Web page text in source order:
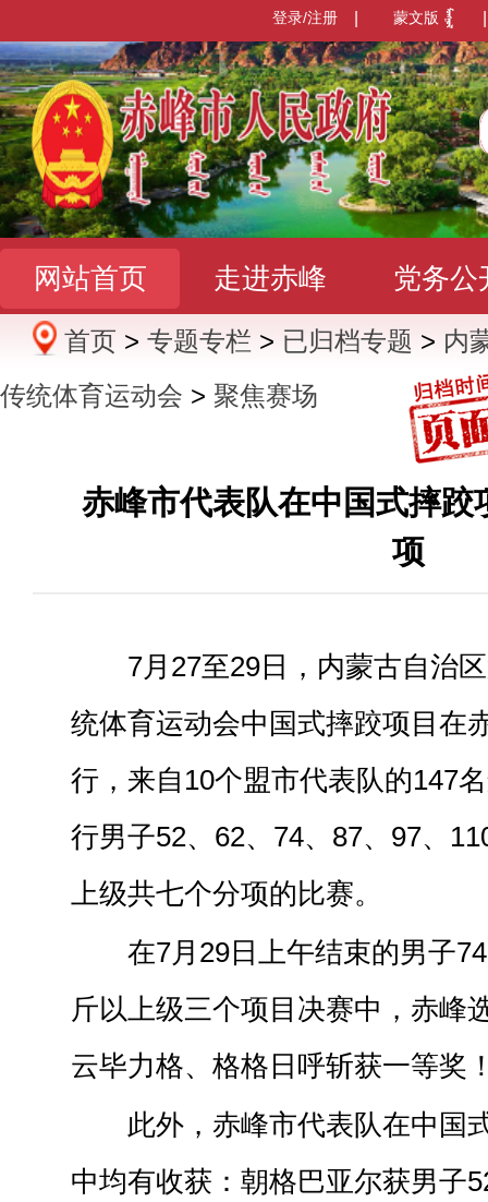
蒙文版
登录/注册
网站首页 走进赤峰 党务公
办事服务 政民互动 数据发
首页 > 专题专栏 > 已归档专题 > 内
传统体育运动会 > 聚焦赛场
赤峰市代表队在中国式摔跤
项
7月27至29日，内蒙古自治
统体育运动会中国式摔跤项目在
行，来自10个盟市代表队的147
行男子52、62、74、87、97、
上级共七个分项的比赛。
在7月29日上午结束的男子
斤以上级三个项目决赛中，赤峰
云毕力格、格格日呼斩获一等奖
此外，赤峰市代表队在中国
中均有收获：朝格巴亚尔获男子